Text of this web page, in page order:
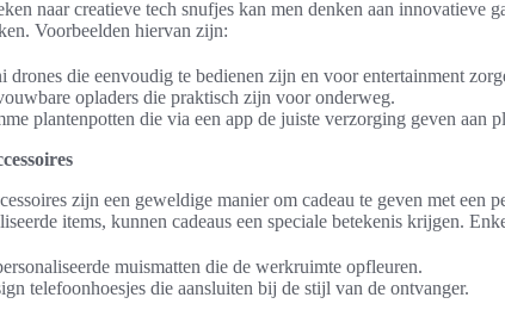
naar creatieve tech snufjes kan men denken aan innovatieve
Voorbeelden hiervan zijn:
drones die eenvoudig te bedienen zijn en voor entertainment
opladers die praktisch zijn voor onderweg.
plantenpotten die via een app de juiste verzorging geven aan
zijn een geweldige manier om cadeau te geven met een
items, kunnen cadeaus een speciale betekenis krijgen.
muismatten die de werkruimte opfleuren.
telefoonhoesjes die aansluiten bij de stijl van de ontvanger.